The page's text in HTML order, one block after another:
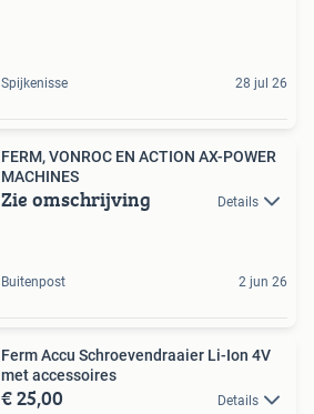
Spijkenisse 28 jul 26
FERM, VONROC EN ACTION AX-POWER
MACHINES
Zie omschrijving Details
Buitenpost 2 jun 26
Ferm Accu Schroevendraaier Li-Ion 4V
met accessoires
€ 25,00 Details